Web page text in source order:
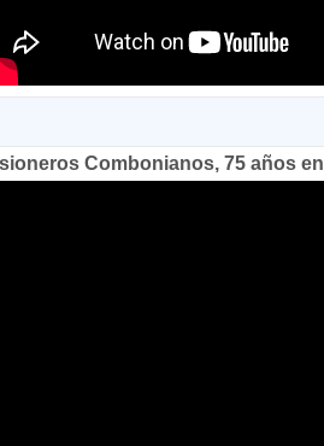
Combonianos, 75 años